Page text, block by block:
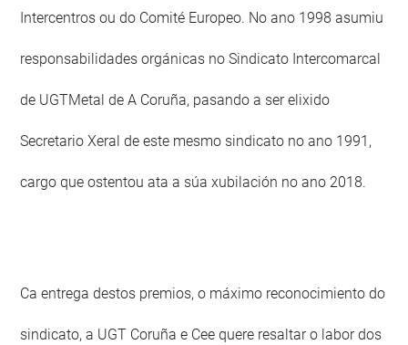
Intercentros ou do Comité Europeo. No ano 1998 asumiu
responsabilidades orgánicas no Sindicato Intercomarcal
de UGTMetal de A Coruña, pasando a ser elixido
Secretario Xeral de este mesmo sindicato no ano 1991,
cargo que ostentou ata a súa xubilación no ano 2018.
Ca entrega destos premios, o máximo reconocimiento do
sindicato, a UGT Coruña e Cee quere resaltar o labor dos